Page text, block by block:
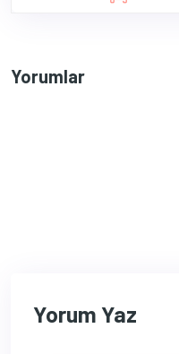
Yorumlar
Yorum Yaz